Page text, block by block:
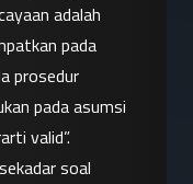
adalah
pada
prosedur
pada asumsi
valid”.
soal